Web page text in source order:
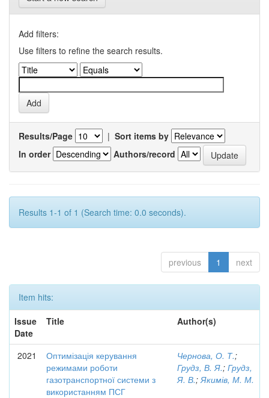
Add filters:
Use filters to refine the search results.
Results/Page | Sort items by
In order
Authors/record
Results 1-1 of 1 (Search time: 0.0 seconds).
previous 1 next
Item hits:
Issue
Date
Title Author(s)
2021
Оптимізація керування
режимами роботи
газотранспортної системи з
використанням ПСГ
Чернова, О. Т.;
Грудз, В. Я.; Грудз,
Я. В.;Якимів, М. М.